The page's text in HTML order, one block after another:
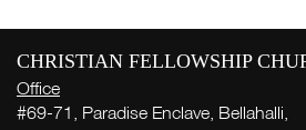
CHRISTIAN FELLOWSHIP
Office
#69-71, Paradise Enclave, Bellahalli,